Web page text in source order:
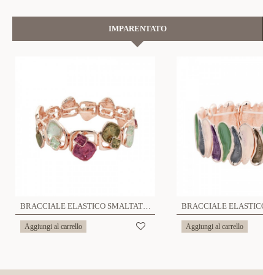
IMPARENTATO
BRACCIALE ELASTICO SMALTATO - SW2392E865
Aggiungi al carrello Aggiungi al carrello